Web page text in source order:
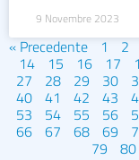
9 Novembre 2023
« Precedente 1 2
14 15 16 17
27 28 29 30
40 41 42 43
53 54 55 56
66 67 68 69
79 80